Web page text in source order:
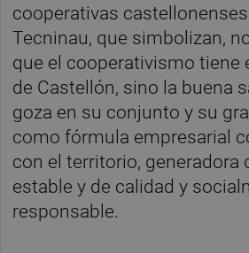
cooperativas
Tecninau, que simbolizan,
que el cooperativismo tiene
de Castellón, sino la buena
goza en su conjunto y su
como fórmula empresarial
con el territorio, generadora
estable y de calidad y
responsable.